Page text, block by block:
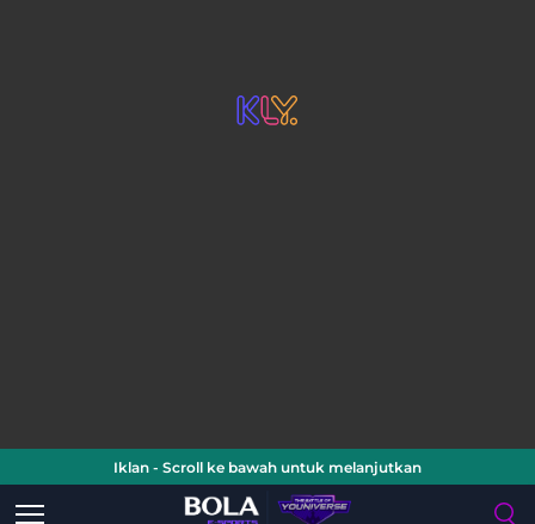
Iklan - Scroll ke bawah untuk melanjutkan